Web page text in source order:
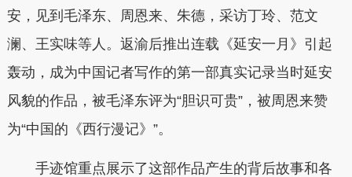
安，见到毛泽东、周恩来、朱德，采访丁玲、范文
澜、王实味等人。返渝后推出连载《延安一月》引起
轰动，成为中国记者写作的第一部真实记录当时延安
风貌的作品，被毛泽东评为“胆识可贵”，被周恩来赞
为“中国的《西行漫记》”。
手迹馆重点展示了这部作品产生的背后故事和各